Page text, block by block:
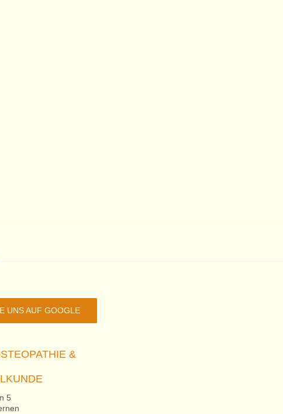
UNS AUF GOOGLE
&
5